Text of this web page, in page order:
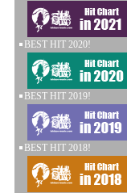
BEST HIT 2020!
BEST HIT 2019!
BEST HIT 2018!